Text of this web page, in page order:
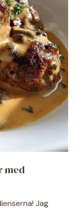
med
Jag